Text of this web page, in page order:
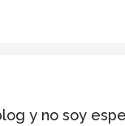
y no soy